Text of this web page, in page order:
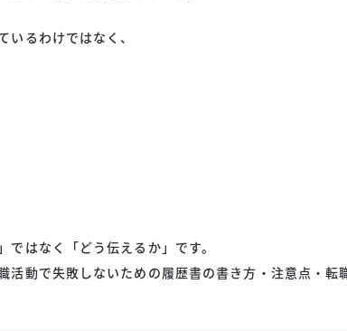
るわけではなく、
はなく「どう伝えるか」です。
動で失敗しないための履歴書の書き方・注意点・転